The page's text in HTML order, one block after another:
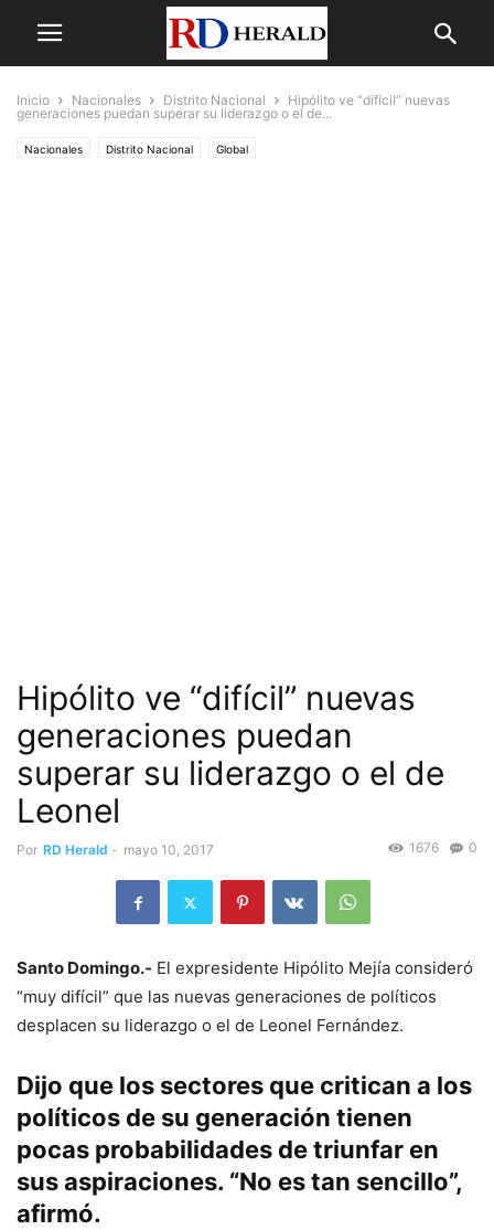
Inicio Nacionales Distrito Nacional
Hipólito ve “difícil” nuevas
generaciones puedan superar su liderazgo o el de...
Nacionales Distrito Nacional Global
Hipólito ve “difícil” nuevas
generaciones puedan
superar su liderazgo o el de
Leonel
Por RD Herald - mayo 10, 2017 0
1676
Santo Domingo.- El expresidente Hipólito Mejía consideró
“muy difícil” que las nuevas generaciones de políticos
desplacen su liderazgo o el de Leonel Fernández.
Dijo que los sectores que critican a los
políticos de su generación tienen
pocas probabilidades de triunfar en
sus aspiraciones. “No es tan sencillo”,
afirmó.